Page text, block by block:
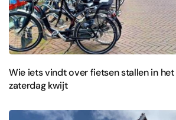
Wie iets vindt over fietsen stallen in
zaterdag kwijt